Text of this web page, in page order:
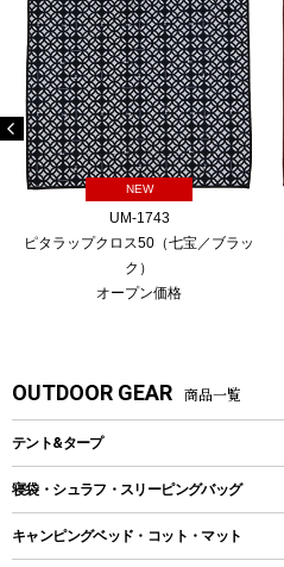
NEW
UM-1743
ピタラップクロス50（七宝／ブラッ
ク）
オープン価格
OUTDOOR GEAR 商品一覧
テント&タープ
テント
ツールームテント
寝袋・シュラフ・スリーピングバッグ
レクタングラー型（封筒型）シュラフ
キャンピングベッド・コット・マット